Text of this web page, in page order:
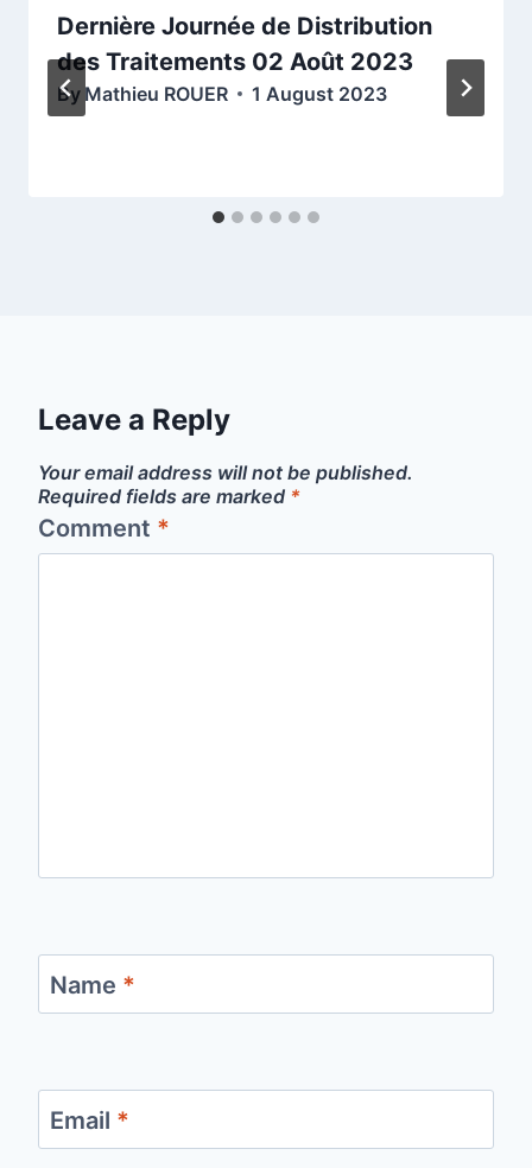
Dernière Journée de Distribution
des Traitements 02 Août 2023
By Mathieu ROUER 1 August 2023
Leave a Reply
Your email address will not be published.
Required fields are marked *
Comment *
Name *
Email *